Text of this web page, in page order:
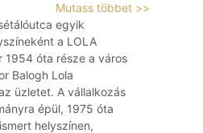
Mutass többet >>
egyik
a LOLA
1954 óta része a város
Balogh Lola
üzletet. A vállalkozás
épül, 1975 óta
helyszínen,